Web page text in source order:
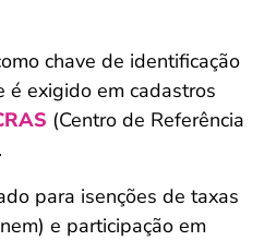
chave de identificação
é exigido em cadastros
(Centro de Referência
para isenções de taxas
e participação em